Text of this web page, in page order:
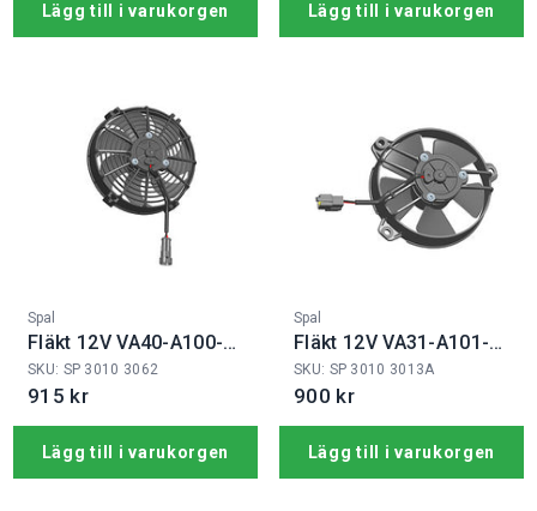
Lägg till i varukorgen Lägg till i varukorgen
Fabrikat:
Spal
Fläkt 12V VA40-A100-
76A
SKU: SP 3010 3062
915 kr
Lägg till i varukorgen
Fabrikat:
Spal
Fläkt 12V VA31-A101-
46S
SKU: SP 3010 3013A
900 kr
Lägg till i varukorgen